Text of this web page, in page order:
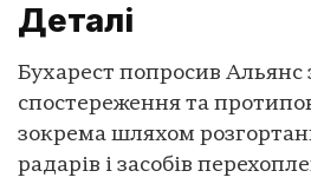
Деталі
Бухарест попросив
спостереження та
зокрема шляхом
радарів і засобів